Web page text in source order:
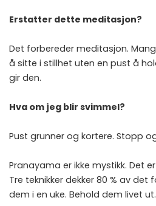
Erstatter dette meditasjon?
Det forbereder meditasjon.
å sitte i stillhet uten en pust å
gir den.
Hva om jeg blir svimmel?
Pust grunner og kortere. Stopp
Pranayama er ikke mystikk. Det
Tre teknikker dekker 80 % av det
dem i en uke. Behold dem livet ut.